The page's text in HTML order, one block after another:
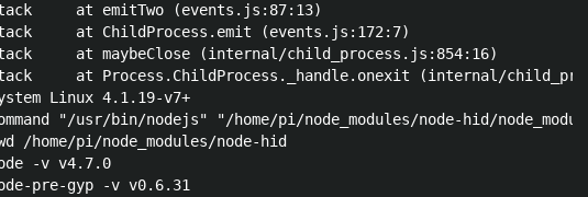
at emitTwo (events.js:87:13)
at ChildProcess.emit (events.js:172:7)
at maybeClose (internal/child_process.js:854:16)
at Process.ChildProcess._handle.onexit (internal/
Linux 4.1.19-v7+
"/usr/bin/nodejs" "/home/pi/node_modules/node-hid/
/home/pi/node_modules/node-hid
-v v4.7.0
pre-gyp -v v0.6.31